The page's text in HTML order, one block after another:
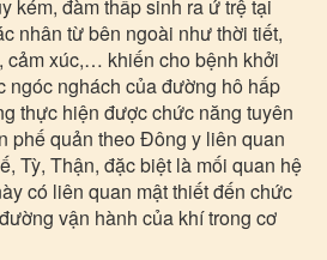
kém, đàm thấp sinh ra ứ trệ tại
nhân từ bên ngoài như thời tiết,
cảm xúc,… khiến cho bệnh khởi
ngóc nghách của đường hô hấp
thực hiện được chức năng tuyên
phế quản theo Đông y liên quan
Tỳ, Thận, đặc biệt là mối quan hệ
có liên quan mật thiết đến chức
vận hành của khí trong cơ